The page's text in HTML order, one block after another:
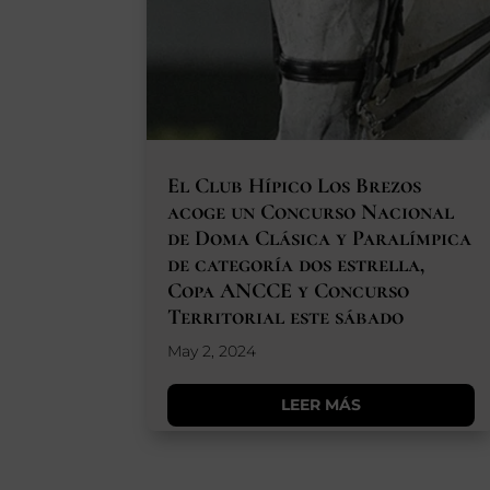
El Club Hípico Los Brezos
acoge un Concurso Nacional
de Doma Clásica y Paralímpica
de categoría dos estrella,
Copa ANCCE y Concurso
Territorial este sábado
May 2, 2024
LEER MÁS